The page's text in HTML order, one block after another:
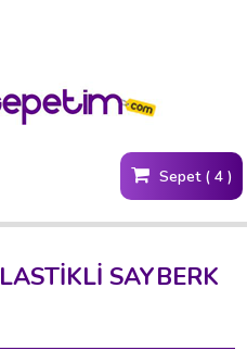
Sepet ( 4 )
SAYBERK